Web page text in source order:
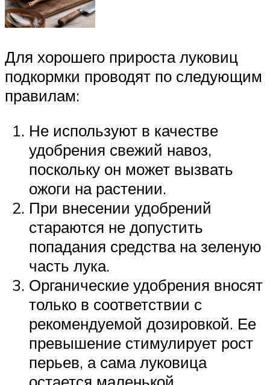
Для хорошего прироста луковиц
подкормки проводят по следующим
правилам:
Не используют в качестве
удобрения свежий навоз,
поскольку он может вызвать
ожоги на растении.
При внесении удобрений
стараются не допустить
попадания средства на зеленую
часть лука.
Органические удобрения вносят
только в соответствии с
рекомендуемой дозировкой. Ее
превышение стимулирует рост
перьев, а сама луковица